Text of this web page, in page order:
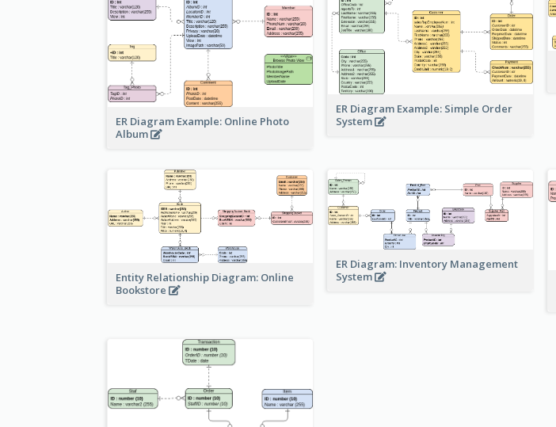
ER Diagram Example: Online Photo
Album
ER Diagram Example: Simple Order
System
Entity Relationship Diagram: Online
Bookstore
ER Diagram: Inventory Management
System